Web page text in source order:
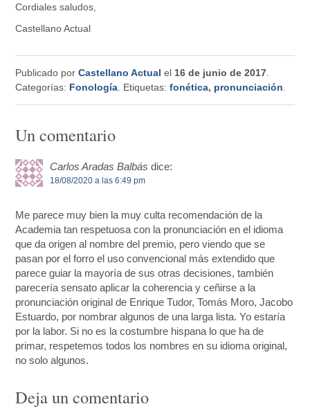
Cordiales saludos,
Castellano Actual
Publicado porCastellano Actual el 16 de junio de 2017
Categorías: Fonología . Etiquetas:fonética, pronunciación
Un comentario
Carlos Aradas Balbás dice:
18/08/2020 a las 6:49 pm
Me parece muy bien la muy culta recomendación de la
Academia tan respetuosa con la pronunciación en el idioma
que da origen al nombre del premio, pero viendo que se
pasan por el forro el uso convencional más extendido que
parece guiar la mayoría de sus otras decisiones, también
parecería sensato aplicar la coherencia y ceñirse a la
pronunciación original de Enrique Tudor, Tomás Moro, Jacobo
Estuardo, por nombrar algunos de una larga lista. Yo estaría
por la labor. Si no es la costumbre hispana lo que ha de
primar, respetemos todos los nombres en su idioma original,
no solo algunos.
Deja un comentario